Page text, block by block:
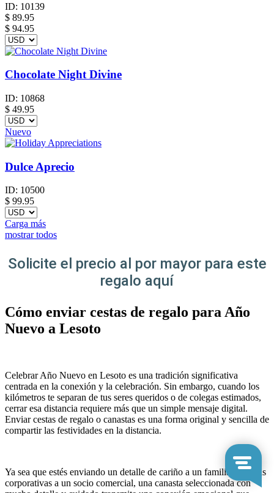
ID: 10139
$ 89.95
$ 94.95
Chocolate Night Divine
ID: 10868
$ 49.95
Nuevo
Dulce Aprecio
ID: 10500
$ 99.95
Carga más
mostrar todos
Solicite el precio al por mayor para este
regalo aquí
Cómo enviar cestas de regalo para Año
Nuevo a Lesoto
Celebrar Año Nuevo en Lesoto es una tradición significativa
centrada en la conexión y la celebración. Sin embargo, cuando los
kilómetros te separan de tus seres queridos o de colegas estimados,
cerrar esa distancia requiere más que un simple mensaje digital.
Enviar cestas de regalo o canastas es una forma original y sencilla de
compartir las festividades en la distancia.
Ya sea que estés enviando un detalle de cariño a un familiar o cestas
corporativas a un socio comercial, una canasta seleccionada con